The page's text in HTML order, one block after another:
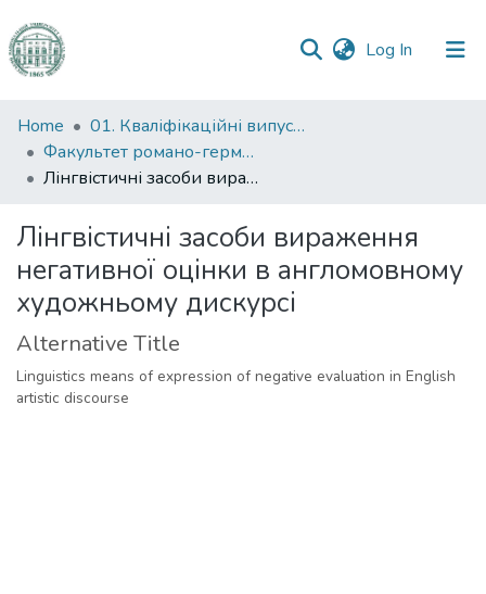
Log In (current)
Communities
&
Collections
Statistics
Home
01. Кваліфікаційні випускні роботи здобувачів вищої освіти
Факультет романо-германської філології
Лінгвістичні засоби вираження негативної оцінки в англомовному художньому дискурсі
Лінгвістичні засоби вираження
негативної оцінки в англомовному
художньому дискурсі
Alternative Title
Linguistics means of expression of negative evaluation in English
artistic discourse